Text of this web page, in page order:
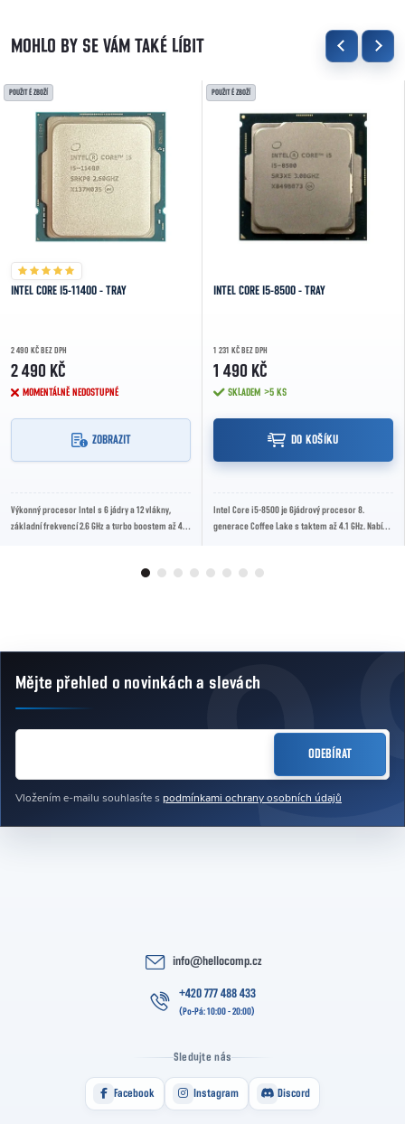
POUŽITÉ ZBOŽÍ
INTEL CORE I5-11400 - TRAY
2 490 KČ BEZ DPH
2 490 KČ
MOMENTÁLNĚ NEDOSTUPNÉ
ZOBRAZIT
Výkonný procesor Intel s 6 jádry a 12 vlákny,
základní frekvencí 2.6 GHz a turbo boostem až 4.4
POUŽITÉ ZBOŽÍ
INTEL CORE I5-8500 - TRAY
1 231 KČ BEZ DPH
1 490 KČ
SKLADEM >5 KS
DO KOŠÍKU
Intel Core i5-8500 je 6jádrový procesor 8.
generace Coffee Lake s taktem až 4.1 GHz. Nabízí
Zápatí
Mějte přehled o novinkácha slevách
Vložením e-mailu souhlasíte s podmínkami ochrany osobních údajů
ODEBÍRAT
info@hellocomp.cz
+420 777 488 433
Sledujte nás
Facebook Instagram Discord